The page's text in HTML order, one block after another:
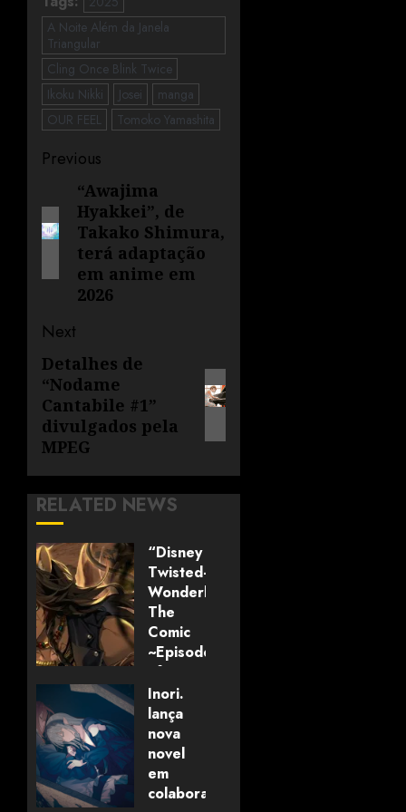
A Noite Além da Janela
Triangular
Cling Once Blink Twice
Ikoku Nikki
Josei
manga
OUR FEEL
Tomoko Yamashita
Previous
“Awajima
Hyakkei”, de
Takako Shimura,
terá adaptação
em anime em
2026
Next
Detalhes de
“Nodame
Cantabile #1”
divulgados pela
MPEG
RELATED NEWS
“Disney
Twisted-
Wonderland:
The
Comic
~Episode
of
Savanaclaw~”
anunciado
pela
Universo
dos
Livros
Inori.
lança
nova
novel
em
colaboração